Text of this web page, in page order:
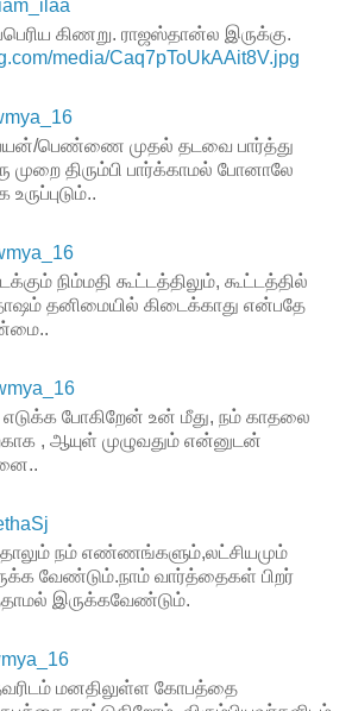
iam_ilaa
கிணறு. ராஜஸ்தான்ல இருக்கு.
media/Caq7pToUkAAit8V.jpg
பெண்ணை முதல் தடவை பார்த்து
திரும்பி பார்க்காமல் போனாலே
நிம்மதி கூட்டத்திலும், கூட்டத்தில்
தனிமையில் கிடைக்காது என்பதே
போகிறேன் உன் மீது, நம் காதலை
, ஆயுள் முழுவதும் என்னுடன்
நம் எண்ணங்களும்,லட்சியமும்
வேண்டும்.நாம் வார்த்தைகள் பிறர்
இருக்கவேண்டும்.
மனதிலுள்ள கோபத்தை